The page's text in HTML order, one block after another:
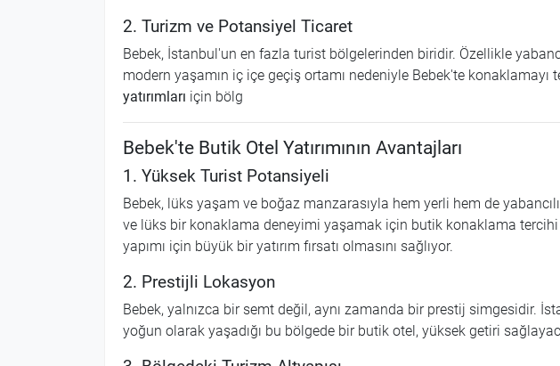
2. Turizm ve Potansiyel Ticaret
Bebek, İstanbul'un en fazla turist bölgelerinden biridir. Özellikle
modern yaşamın iç içe geçiş ortamı nedeniyle Bebek'te konaklamayı
yatırımları için bölg
Bebek'te Butik Otel Yatırımının Avantajları
1. Yüksek Turist Potansiyeli
Bebek, lüks yaşam ve boğaz manzarasıyla hem yerli hem de
ve lüks bir konaklama deneyimi yaşamak için butik konaklama tercihi
yapımı için büyük bir yatırım fırsatı olmasını sağlıyor.
2. Prestijli Lokasyon
Bebek, yalnızca bir semt değil, aynı zamanda bir prestij simgesidir.
yoğun olarak yaşadığı bu bölgede bir butik otel, yüksek getiri